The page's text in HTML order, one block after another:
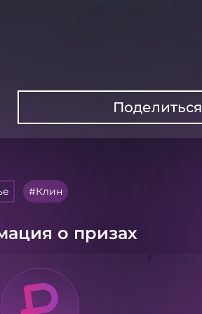
Поделиться
Клин
о призах